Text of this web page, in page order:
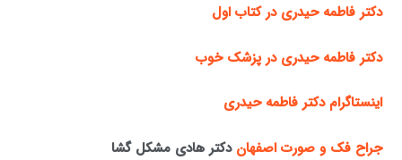
دکتر فاطمه حیدری در کتاب اول
دکتر فاطمه حیدری در پزشک خوب
اینستاگرام دکتر فاطمه حیدری
جراح فک و صورت اصفهان دکتر هادی مشکل گشا